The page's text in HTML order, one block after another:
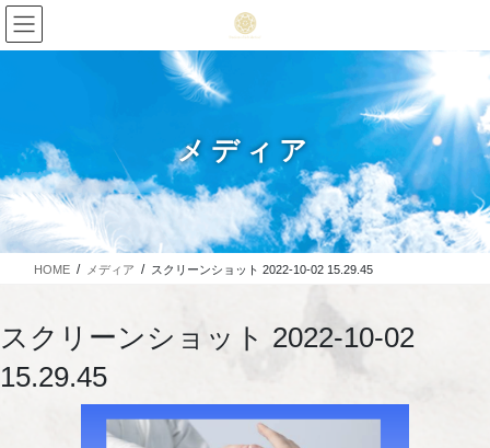
メディア
HOME メディア スクリーンショット 2022-10-02 15.29.45
スクリーンショット 2022-10-02
15.29.45